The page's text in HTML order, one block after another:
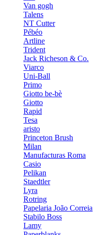
Van gogh
Talens
NT Cutter
Pébéo
Artline
Trident
Jack Richeson & Co.
Viarco
Uni-Ball
Primo
Giotto be-bè
Giotto
Rapid
Tesa
aristo
Princeton Brush
Milan
Manufacturas Roma
Casio
Pelikan
Staedtler
Lyra
Rotring
Papelaria João Correia
Stabilo Boss
Lamy